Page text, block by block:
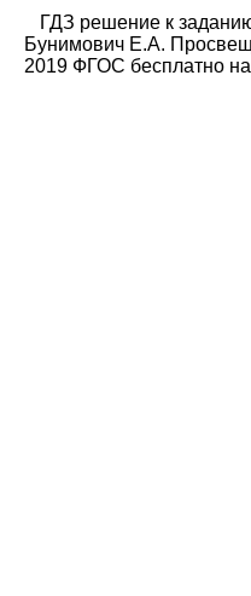
ГДЗ решение к
Бунимович Е.А.
2019 ФГОС бесплатно на